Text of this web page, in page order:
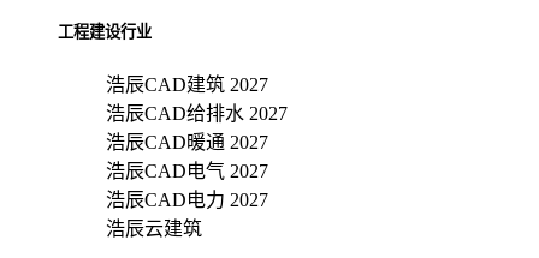
工程建设行业
浩辰CAD建筑 2027
浩辰CAD给排水 2027
浩辰CAD暖通 2027
浩辰CAD电气 2027
浩辰CAD电力 2027
浩辰云建筑